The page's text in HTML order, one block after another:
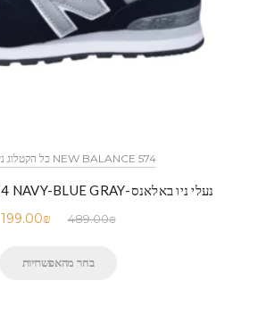
NEW BALANCE 574 כל הקטלוג ניו באלאנס
נעלי ניו באלאנס-New Balance 574 NAVY-BLUE GRAY
489.00₪
199.00₪
בחר מהאפשרויות